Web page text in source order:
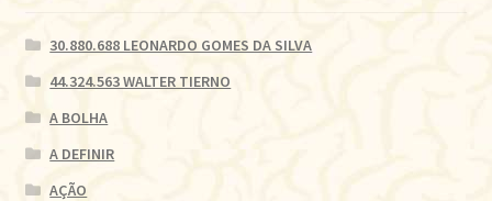
30.880.688 LEONARDO GOMES DA SILVA
44.324.563 WALTER TIERNO
A BOLHA
A DEFINIR
AÇÃO